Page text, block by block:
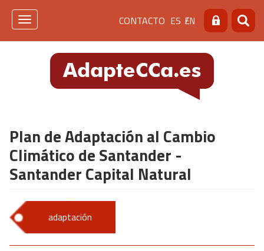
Pasar
Menú
de
cabecera
[contacto]
CONTACTO ES EN Buscar
Toggle
Plan de Adaptación al Cambio
Climático de Santander -
Santander Capital Natural
adaptación